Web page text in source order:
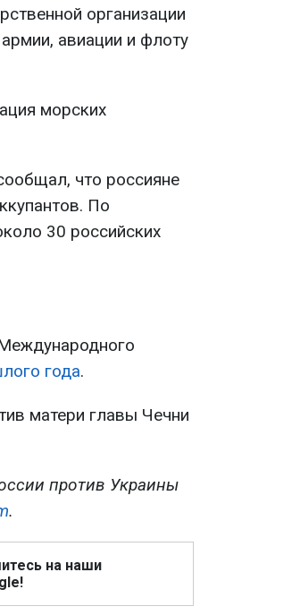
организации
авиации и флоту
морских
что россияне
По
30 российских
года.
матери главы Чечни
против Украины
.
на наши